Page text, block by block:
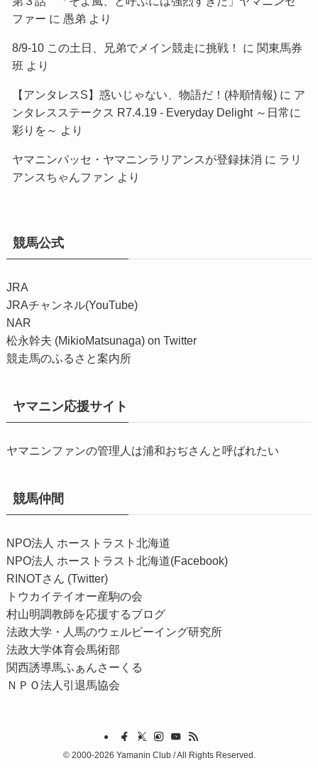
ファー に 愚弟 より
8/9-10 この土日、兄弟でメイン競走に挑戦！ に 関東馬券
班 より
【アンタレスS】惑いじゃない、物語だ！(枠順情報)に ア
ンタレスステークス R7.4.19 - Everyday Delight ～日常に
彩りを～ より
ヤマニンパッセ・ヤマニンラリアンスが登録抹消 に ラリ
アンスちゃんファン より
競馬公式
JRA
JRAチャンネル(YouTube)
NAR
松永幹夫 (MikioMatsunaga) on Twitter
競走馬のふるさと案内所
ヤマニン応援サイト
ヤマニンファンの管理人は浦和おぢさんと呼ばれたい
競馬仲間
NPO法人 ホーストラスト北海道
NPO法人 ホーストラスト北海道(Facebook)
RINOTさん (Twitter)
トウカイテイオー産駒の会
村山明調教師を応援するブログ
法政大学・人馬のウェルビーイング研究所
法政大学体育会馬術部
関西誘導馬ふぁんさーくる
ＮＰＯ法人引退馬協会
©2000-2026 Yamanin Club / All Rights Reserved.